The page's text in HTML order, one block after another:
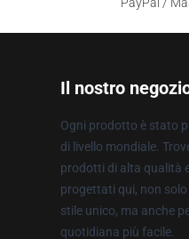
Il nostro
Ogni prodotto è stato
di livello mondiale.
prodotti di alta qualità
progettati qui, non
stile unico, ma anche
quotidiana più facile.